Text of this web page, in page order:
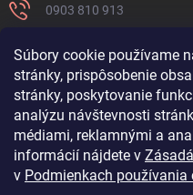
Súbory cookie používame
stránky, prispôsobenie
stránky, poskytovanie
analýzu návštevnosti
médiami, reklamnými a
informácií nájdete v
v Podmienkach používania
0903 810 913
Nenechajte si ujsť
kukalishop